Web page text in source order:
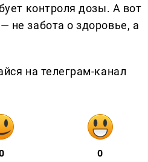
контроля дозы. А вот
не забота о здоровье, а
на телеграм-канал
0